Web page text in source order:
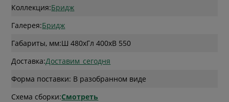
Коллекция:Бридж
Галерея:Бридж
Габариты, мм:Ш 480xГл 400xВ 550
Доставка:Доставим_сегодня
Форма поставки: В разобранном виде
Схема сборки:Смотреть